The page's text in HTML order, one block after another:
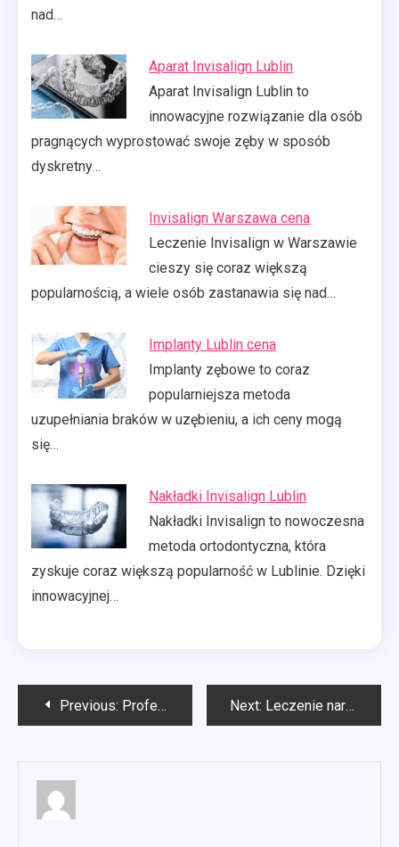
nad…
Aparat Invisalign Lublin
Aparat Invisalign Lublin to
innowacyjne rozwiązanie dla osób
pragnących wyprostować swoje zęby w sposób
dyskretny…
Invisalign Warszawa cena
Leczenie Invisalign w Warszawie
cieszy się coraz większą
popularnością, a wiele osób zastanawia się nad…
Implanty Lublin cena
Implanty zębowe to coraz
popularniejsza metoda
uzupełniania braków w uzębieniu, a ich ceny mogą
się…
Nakładki Invisalign Lublin
Nakładki Invisalign to nowoczesna
metoda ortodontyczna, która
zyskuje coraz większą popularność w Lublinie. Dzięki
innowacyjnej…
Nawigacja
Previous: Profesjonalne narzędzia pneumatyczne Next: Leczenie narkomanii Warszawa